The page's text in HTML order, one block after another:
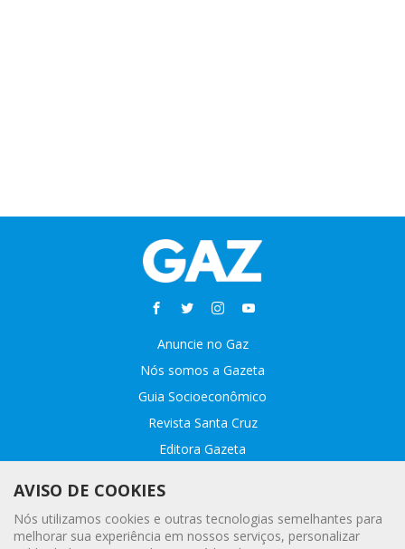
Anuncie no Gaz
Nós somos a Gazeta
Guia Socioeconômico
Revista Santa Cruz
Editora Gazeta
Fale conosco
Webmail
AVISO DE COOKIES
Nós utilizamos cookies e outras tecnologias semelhantes para
melhorar sua experiência em nossos serviços, personalizar